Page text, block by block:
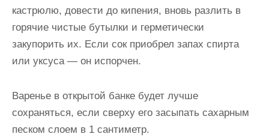
кастрюлю, довести до кипения, вновь разлить в
горячие чистые бутылки и герметически
закупорить их. Если сок приобрел запах спирта
или уксуса — он испорчен.
Варенье в открытой банке будет лучше
сохраняться, если сверху его засыпать сахарным
песком слоем в 1 сантиметр.